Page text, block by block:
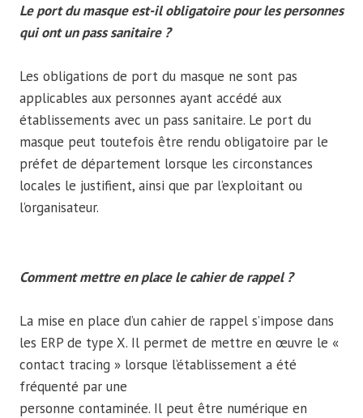
Le port du masque est-il obligatoire pour les personnes
qui ont un pass sanitaire ?
Les obligations de port du masque ne sont pas
applicables aux personnes ayant accédé aux
établissements avec un pass sanitaire. Le port du
masque peut toutefois être rendu obligatoire par le
préfet de département lorsque les circonstances
locales le justifient, ainsi que par l’exploitant ou
l’organisateur.
Comment mettre en place le cahier de rappel ?
La mise en place d’un cahier de rappel s’impose dans
les ERP de type X. Il permet de mettre en œuvre le «
contact tracing » lorsque l’établissement a été
fréquenté par une
personne contaminée. Il peut être numérique en